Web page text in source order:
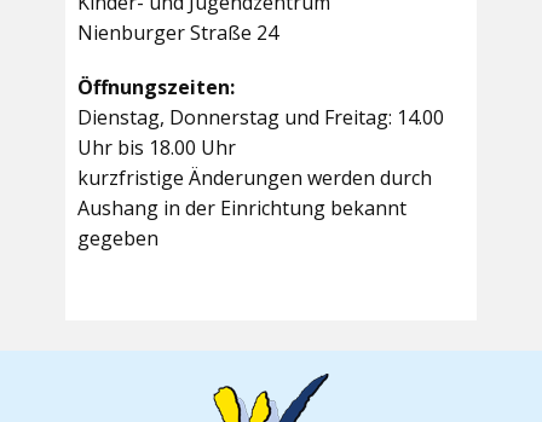
Nienburger Straße 24
Öffnungszeiten:
Dienstag, Donnerstag und Freitag: 14.00
Uhr bis 18.00 Uhr
kurzfristige Änderungen werden durch
Aushang in der Einrichtung bekannt
gegeben